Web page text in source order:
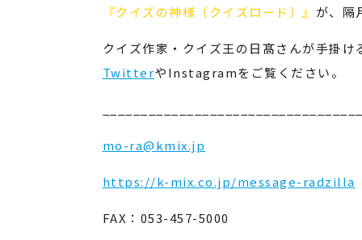
『クイズの神様（クイズロード）』 が、隔
クイズ作家・クイズ王の日髙さんが手掛
TwitterやInstagramをご覧ください。
mo-ra@kmix.jp
https://k-mix.co.jp/message-radzilla
FAX：053-457-5000